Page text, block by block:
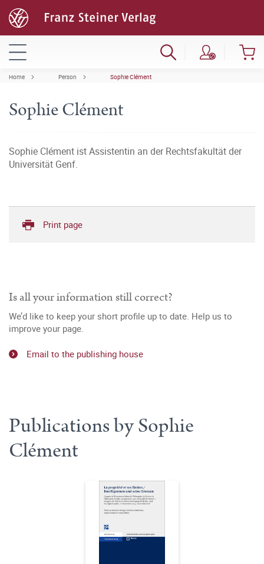
Home Person Sophie Clément
Sophie Clément
Sophie Clément ist Assistentin an der Rechtsfakultät der
Universität Genf.
Print page
Is all your information still correct?
We’d like to keep your short profile up to date. Help us to
improve your page.
Email to the publishing house
Publications by Sophie
Clément